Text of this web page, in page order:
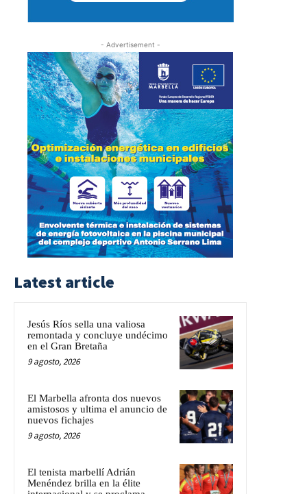
- Advertisement -
Latest article
Jesús Ríos sella una valiosa
remontada y concluye undécimo
en el Gran Bretaña
9 agosto, 2026
El Marbella afronta dos nuevos
amistosos y ultima el anuncio de
nuevos fichajes
9 agosto, 2026
El tenista marbellí Adrián
Menéndez brilla en la élite